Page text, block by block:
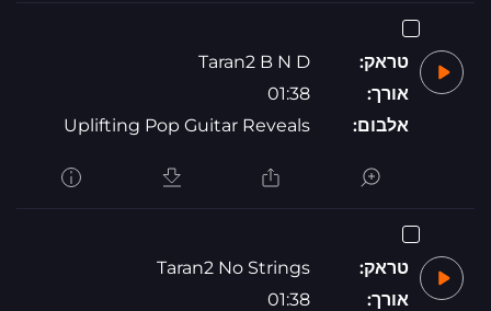
טראק:
Taran2 B N D
אורך:
01:38
אלבום:
Uplifting Pop Guitar Reveals
טראק:
Taran2 No Strings
אורך:
01:38